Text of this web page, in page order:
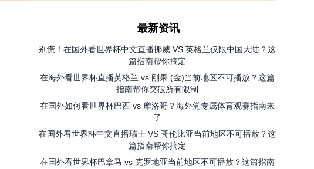
最新资讯
别慌！在国外看世界杯中文直播挪威 VS 英格兰仅限中国大陆？这
篇指南帮你搞定
在海外看世界杯直播英格兰 vs 刚果 (金)当前地区不可播放？这篇
指南帮你突破所有限制
在国外如何看世界杯巴西 vs 摩洛哥？海外党专属体育观赛指南来
了
在国外看世界杯中文直播瑞士 VS 哥伦比亚当前地区不可播放？这
篇指南帮你搞定
在国外看世界杯巴拿马 vs 克罗地亚当前地区不可播放？这篇指南